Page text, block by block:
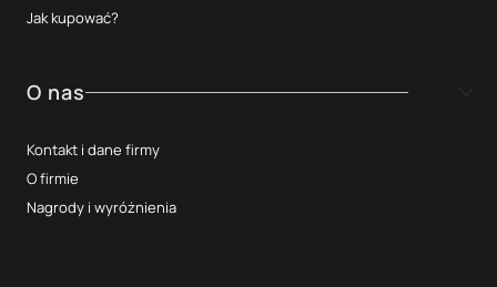
Jak kupować?
O nas
Kontakt i dane firmy
O firmie
Nagrody i wyróżnienia